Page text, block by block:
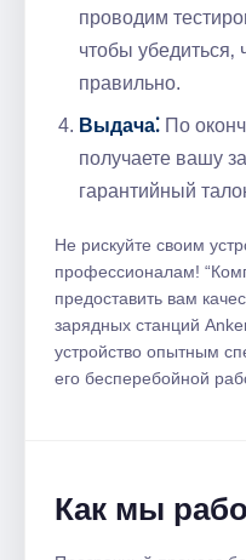
проводим
чтобы
правильно.
Выдача⁚ По
получаете вашу
гарантийный
Не рискуйте своим
профессионалам!​
предоставить вам
зарядных станций
устройство опытным
его бесперебойной
Как мы